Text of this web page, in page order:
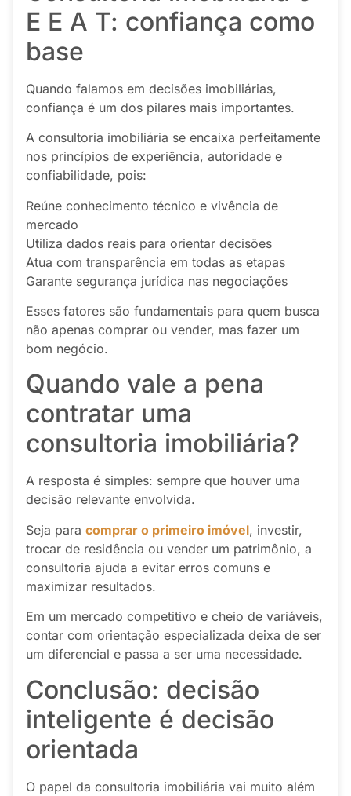
E E A T: confiança como
base
Quando falamos em decisões imobiliárias,
confiança é um dos pilares mais importantes.
A consultoria imobiliária se encaixa perfeitamente
nos princípios de experiência, autoridade e
confiabilidade, pois:
Reúne conhecimento técnico e vivência de
mercado
Utiliza dados reais para orientar decisões
Atua com transparência em todas as etapas
Garante segurança jurídica nas negociações
Esses fatores são fundamentais para quem busca
não apenas comprar ou vender, mas fazer um
bom negócio.
Quando vale a pena
contratar uma
consultoria imobiliária?
A resposta é simples: sempre que houver uma
decisão relevante envolvida.
Seja para comprar o primeiro imóvel, investir,
trocar de residência ou vender um patrimônio, a
consultoria ajuda a evitar erros comuns e
maximizar resultados.
Em um mercado competitivo e cheio de variáveis,
contar com orientação especializada deixa de ser
um diferencial e passa a ser uma necessidade.
Conclusão: decisão
inteligente é decisão
orientada
O papel da consultoria imobiliária vai muito além